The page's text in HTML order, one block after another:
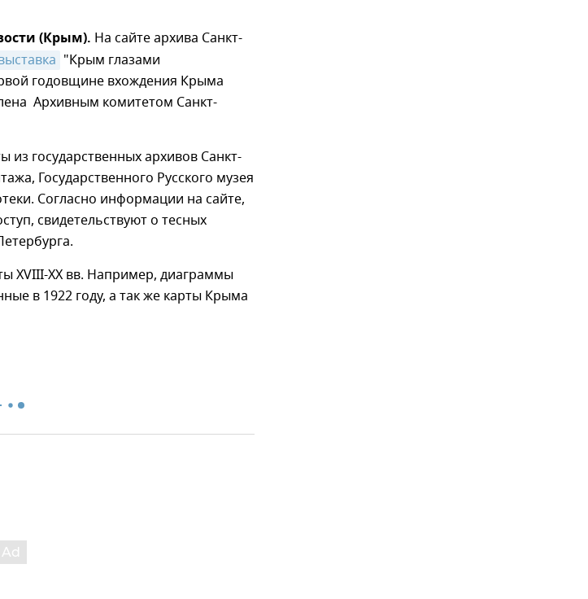
(Крым). На сайте архива Санкт-
"Крым глазами
годовщине вхождения Крыма
Архивным комитетом Санкт-
из государственных архивов Санкт-
Государственного Русского музея
Согласно информации на сайте,
свидетельствуют о тесных
XVIII-XX вв. Например, диаграммы
в 1922 году, а так же карты Крыма